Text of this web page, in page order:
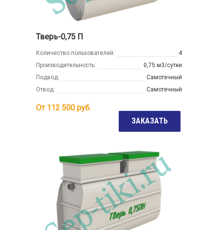
Тверь-0,75 П
Количество пользователей:
4
Производительность:
0,75 м3/сутки
Подвод:
Самотечный
Отвод:
Самотечный
От 112 500 руб.
ЗАКАЗАТЬ